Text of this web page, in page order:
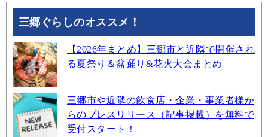
三郷ぐらしのオススメ！
【2026年まとめ】三郷市と近隣で開催され
る夏祭り＆盆踊り&花火大会まとめ
三郷市や近隣の飲食店・企業・事業者様か
らのプレスリリース（記事掲載）を無料で
受付スタート！